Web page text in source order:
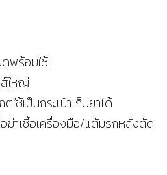
พร้อมใช้
ส์ใหญ่
ใช้เป็นกระเป๋าเก็บยาได้
ฆ่าเชื้อเครื่องมือ/แต้มรกหลังตัด